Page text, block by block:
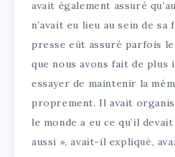
avait également assuré
n’avait eu lieu au sein de sa
presse eût assuré parfois
que nous avons fait de
essayer de maintenir la
proprement. Il avait
le monde a eu ce qu’il
aussi », avait-il expliqué,